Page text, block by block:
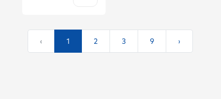
‹ 1 2 3 9 ›